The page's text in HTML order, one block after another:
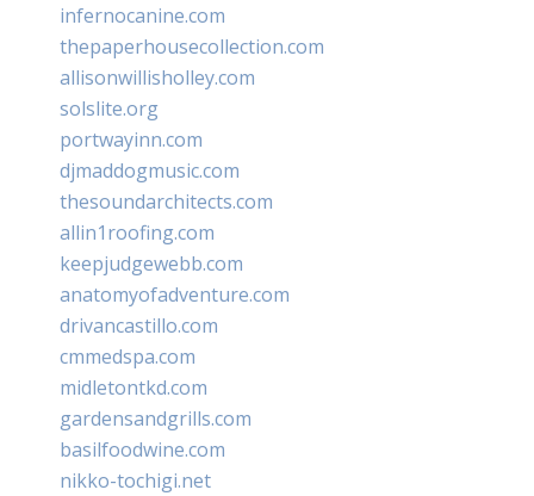
infernocanine.com
thepaperhousecollection.com
allisonwillisholley.com
solslite.org
portwayinn.com
djmaddogmusic.com
thesoundarchitects.com
allin1roofing.com
keepjudgewebb.com
anatomyofadventure.com
drivancastillo.com
cmmedspa.com
midletontkd.com
gardensandgrills.com
basilfoodwine.com
nikko-tochigi.net